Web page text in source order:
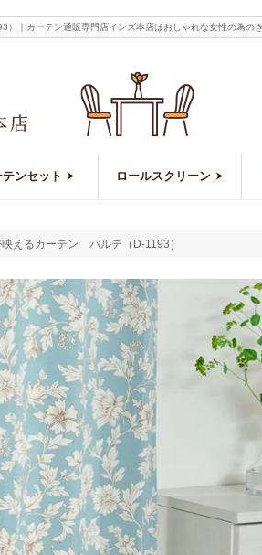
｜カーテン通販専門店インズ本店はおしゃれな女性の為の
テンセット ロールスクリーン
えるカーテン パルテ（D-1193）